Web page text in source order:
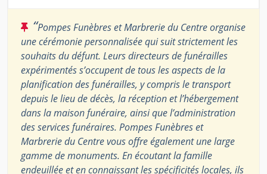
“Pompes Funèbres et Marbrerie du Centre organise
une cérémonie personnalisée qui suit strictement les
souhaits du défunt. Leurs directeurs de funérailles
expérimentés s’occupent de tous les aspects de la
planification des funérailles, y compris le transport
depuis le lieu de décès, la réception et l’hébergement
dans la maison funéraire, ainsi que l’administration
des services funéraires. Pompes Funèbres et
Marbrerie du Centre vous offre également une large
gamme de monuments. En écoutant la famille
endeuillée et en connaissant les spécificités locales, ils